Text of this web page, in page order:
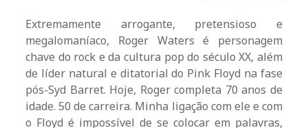
Extremamente arrogante, pretensioso e
megalomaníaco, Roger Waters é personagem
chave do rock e da cultura pop do século XX, além
de líder natural e ditatorial do Pink Floyd na fase
pós-Syd Barret. Hoje, Roger completa 70 anos de
idade. 50 de carreira. Minha ligação com ele e com
o Floyd é impossível de se colocar em palavras,